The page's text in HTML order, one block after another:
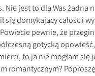
Nie jest to dla Was
domykający całość i
pewnie, że
gotycką
to ja nie mogłam
romantycznym?